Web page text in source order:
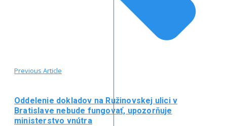
Previous Article
Oddelenie dokladov na Ružinovskej ulici v
Bratislave nebude fungovať, upozorňuje
ministerstvo vnútra